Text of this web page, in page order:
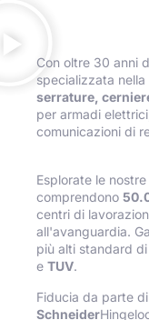
Con oltre 30 anni
specializzata
serrature,
per armadi
comunicazioni di
Esplorate le
comprendono
centri di
all'avanguardia.
più alti standard
e TUV.
Fiducia da parte
Schneider